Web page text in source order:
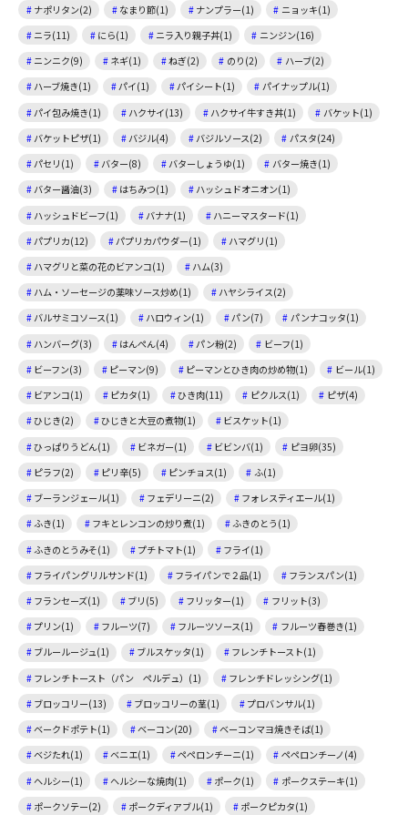
ナポリタン(2)
なまり節(1) ナンプラー(1)
ニョッキ(1)
ニラ(11)
にら(1) ニラ入り親子丼(1)
ニンジン(16)
ニンニク(9)
ネギ(1) ねぎ(2) のり(2)
ハーブ(2)
ハーブ焼き(1)
パイ(1) パイシート(1)
パイナップル(1)
パイ包み焼き(1)
ハクサイ(13) ハクサイ牛すき丼(1)
バケット(1)
バケットピザ(1)
バジル(4) バジルソース(2)
パスタ(24)
パセリ(1)
バター(8) バターしょうゆ(1)
バター焼き(1)
バター醤油(3)
はちみつ(1)
ハッシュドオニオン(1)
ハッシュドビーフ(1)
バナナ(1)
ハニーマスタード(1)
パプリカ(12)
パプリカパウダー(1)
ハマグリ(1)
ハマグリと菜の花のビアンコ(1)
ハム(3)
ハム・ソーセージの薬味ソース炒め(1)
ハヤシライス(2)
バルサミコソース(1)
ハロウィン(1) パン(7)
パンナコッタ(1)
ハンバーグ(3)
はんぺん(4) パン粉(2)
ビーフ(1)
ビーフン(3)
ピーマン(9) ピーマンとひき肉の炒め物(1)
ビール(1)
ビアンコ(1)
ピカタ(1) ひき肉(11) ピクルス(1)
ピザ(4)
ひじき(2)
ひじきと大豆の煮物(1)
ビスケット(1)
ひっぱりうどん(1)
ビネガー(1) ビビンバ(1)
ピヨ卵(35)
ピラフ(2)
ピリ辛(5) ピンチョス(1)
ふ(1)
ブーランジェール(1)
フェデリーニ(2)
フォレスティエール(1)
ふき(1)
フキとレンコンの炒り煮(1)
ふきのとう(1)
ふきのとうみそ(1)
プチトマト(1)
フライ(1)
フライパングリルサンド(1)
フライパンで２品(1)
フランスパン(1)
フランセーズ(1)
ブリ(5) フリッター(1)
フリット(3)
プリン(1)
フルーツ(7) フルーツソース(1)
フルーツ春巻き(1)
ブルールージュ(1)
ブルスケッタ(1)
フレンチトースト(1)
フレンチトースト（パン ペルデュ）(1)
フレンチドレッシング(1)
ブロッコリー(13)
ブロッコリーの茎(1)
プロバンサル(1)
ベークドポテト(1)
ベーコン(20)
ベーコンマヨ焼きそば(1)
ベジたれ(1)
ベニエ(1) ペペロンチーニ(1)
ペペロンチーノ(4)
ヘルシー(1)
ヘルシーな焼肉(1) ポーク(1)
ポークステーキ(1)
ポークソテー(2)
ポークディアブル(1)
ポークピカタ(1)